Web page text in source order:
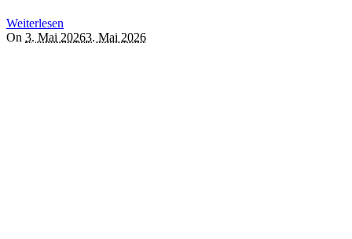
Weiterlesen
On 3. Mai 20263. Mai 2026